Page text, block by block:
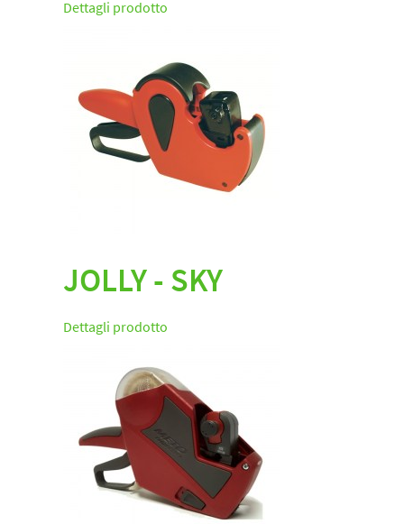
Dettagli prodotto
JOLLY - SKY
Dettagli prodotto